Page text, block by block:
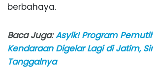
berbahaya.
Baca Juga:Asyik! Program
Kendaraan Digelar Lagi di Jatim,
Tanggalnya